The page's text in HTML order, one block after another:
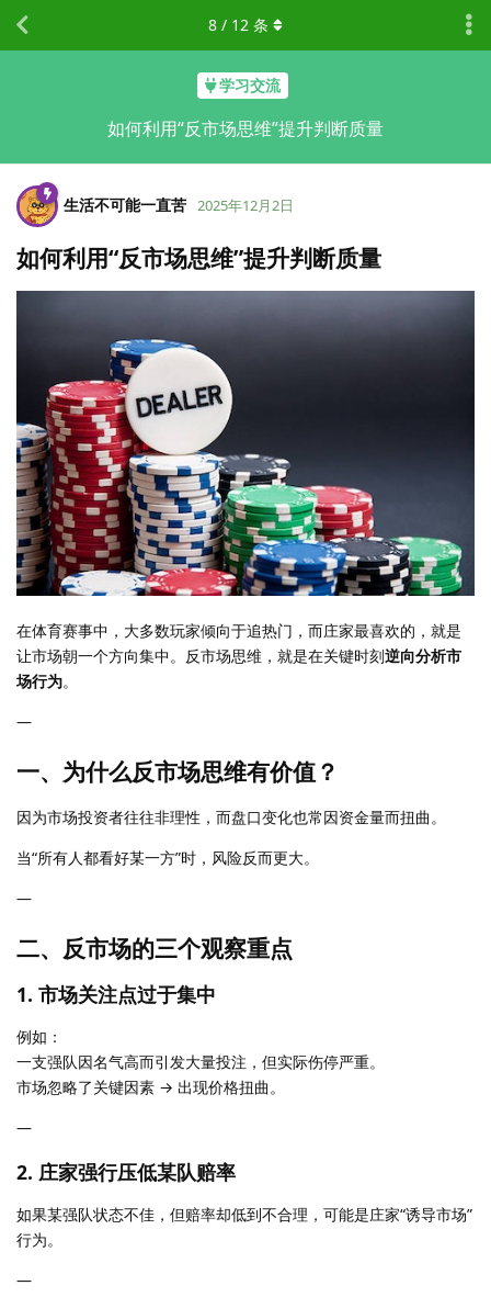
学习交流
如何利用“反市场思维”提升判断质量
8 / 12 条
生活不可能一直苦 2025年12月2日
如何利用“反市场思维”提升判断质量
在体育赛事中，大多数玩家倾向于追热门，而庄家最喜欢的，就是
让市场朝一个方向集中。反市场思维，就是在关键时刻逆向分析市
场行为。
—
一、为什么反市场思维有价值？
因为市场投资者往往非理性，而盘口变化也常因资金量而扭曲。
当“所有人都看好某一方”时，风险反而更大。
—
二、反市场的三个观察重点
1. 市场关注点过于集中
例如：
一支强队因名气高而引发大量投注，但实际伤停严重。
市场忽略了关键因素 → 出现价格扭曲。
—
2. 庄家强行压低某队赔率
如果某强队状态不佳，但赔率却低到不合理，可能是庄家“诱导市场”
行为。
—